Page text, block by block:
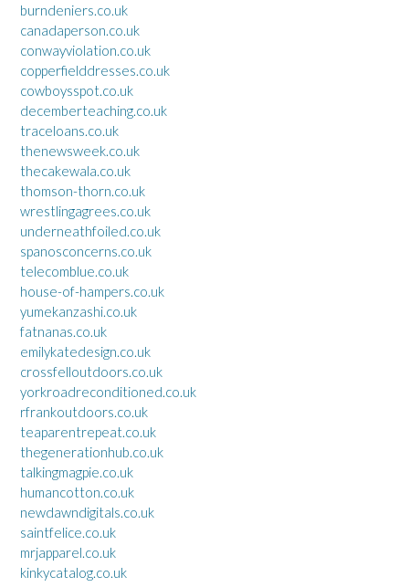
burndeniers.co.uk
canadaperson.co.uk
conwayviolation.co.uk
copperfielddresses.co.uk
cowboysspot.co.uk
decemberteaching.co.uk
traceloans.co.uk
thenewsweek.co.uk
thecakewala.co.uk
thomson-thorn.co.uk
wrestlingagrees.co.uk
underneathfoiled.co.uk
spanosconcerns.co.uk
telecomblue.co.uk
house-of-hampers.co.uk
yumekanzashi.co.uk
fatnanas.co.uk
emilykatedesign.co.uk
crossfelloutdoors.co.uk
yorkroadreconditioned.co.uk
rfrankoutdoors.co.uk
teaparentrepeat.co.uk
thegenerationhub.co.uk
talkingmagpie.co.uk
humancotton.co.uk
newdawndigitals.co.uk
saintfelice.co.uk
mrjapparel.co.uk
kinkycatalog.co.uk